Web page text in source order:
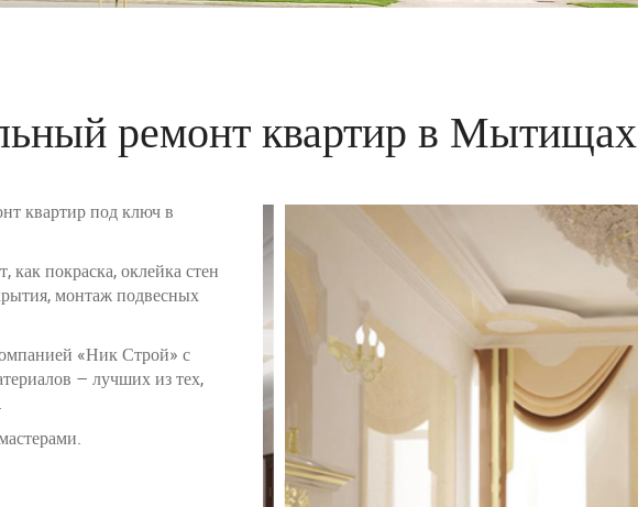
ремонт квартир в Мытищах
квартир под ключ в
как покраска, оклейка стен
монтаж подвесных
«Ник Строй» с
– лучших из тех,